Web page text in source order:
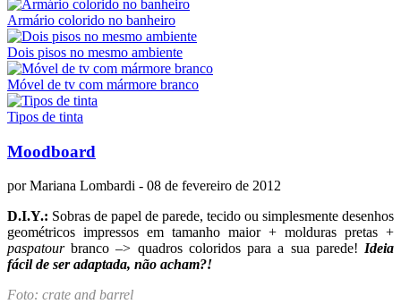
Armário colorido no banheiro
Dois pisos no mesmo ambiente
Móvel de tv com mármore branco
Tipos de tinta
Moodboard
porMariana Lombardi - 08 de fevereiro de 2012
D.I.Y.: Sobras de papel de parede, tecido ou simplesmente desenhos
geométricos impressos em tamanho maior + molduras pretas +
paspatourbranco –> quadros coloridos para a sua parede! Ideia
fácil de ser adaptada, não acham?!
Foto: crate and barrel